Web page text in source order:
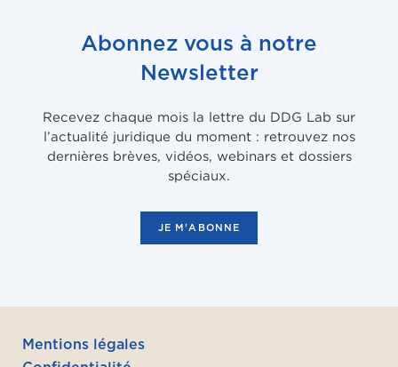
Abonnez vous à notre
Newsletter
Recevez chaque mois la lettre du DDG Lab sur
l’actualité juridique du moment : retrouvez nos
dernières brèves, vidéos, webinars et dossiers
spéciaux.
JE M'ABONNE
Mentions légales